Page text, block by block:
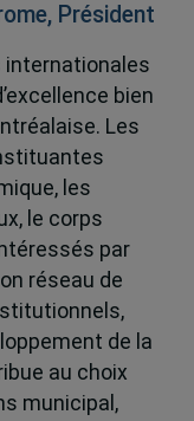
Président
internationales
bien
Les
les
le corps
par
réseau de
de la
au choix
municipal,